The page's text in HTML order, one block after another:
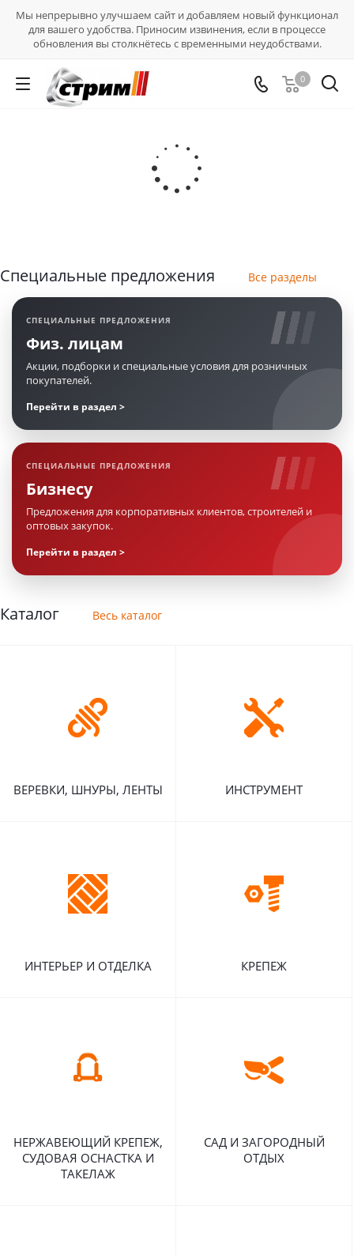
Мы непрерывно улучшаем сайт и добавляем новый функционал
для вашего удобства. Приносим извинения, если в процессе
обновления вы столкнётесь с временными неудобствами.
0
Специальные предложения Все разделы
СПЕЦИАЛЬНЫЕ ПРЕДЛОЖЕНИЯ
Физ. лицам
Акции, подборки и специальные условия для розничных
покупателей.
Перейти в раздел
СПЕЦИАЛЬНЫЕ ПРЕДЛОЖЕНИЯ
Бизнесу
Предложения для корпоративных клиентов, строителей и
оптовых закупок.
Перейти в раздел
Каталог Весь каталог
ВЕРЕВКИ, ШНУРЫ, ЛЕНТЫ ИНСТРУМЕНТ
ИНТЕРЬЕР И ОТДЕЛКА КРЕПЕЖ
НЕРЖАВЕЮЩИЙ КРЕПЕЖ,
СУДОВАЯ ОСНАСТКА И
ТАКЕЛАЖ
САД И ЗАГОРОДНЫЙ
ОТДЫХ